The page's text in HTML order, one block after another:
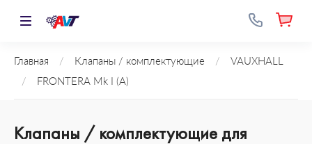
Главная / Клапаны / комплектующие /
VAUXHALL
/
FRONTERA Mk I (A)
Клапаны / комплектующие для